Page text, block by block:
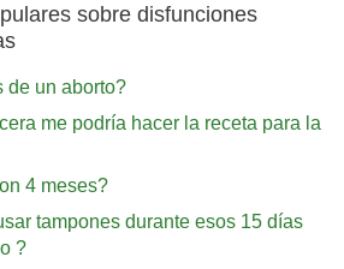
sobre disfunciones
de un aborto?
me podría hacer la receta para la
4 meses?
tampones durante esos 15 días
?